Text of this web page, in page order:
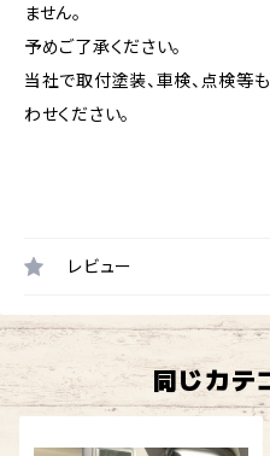
ません。
予めご了承ください。
当社で取付塗装、車検、点検等
わせください。
レビュー
同じカテ